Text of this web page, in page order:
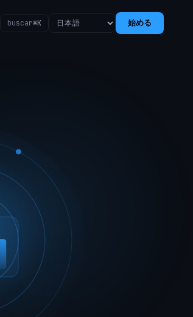
buscar⌘K 始める